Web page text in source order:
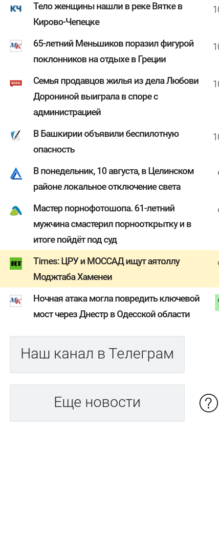
Тело женщины нашли в реке Вятке в
Кирово-Чепецке
65-летний Меньшиков поразил фигурой
поклонников на отдыхе в Греции
Семья продавцов жилья из дела Любови
Дорониной выиграла в споре с
администрацией
В Башкирии объявили беспилотную
опасность
В понедельник, 10 августа, в Целинском
районе локальное отключение света
Мастер порнофотошопа. 61-летний
мужчина смастерил порнооткрытку и в
итоге пойдёт под суд
Times: ЦРУ и МОССАД ищут аятоллу
Моджтаба Хаменеи
Ночная атака могла повредить ключевой
мост через Днестр в Одесской области
Наш канал в Телеграм
Еще новости